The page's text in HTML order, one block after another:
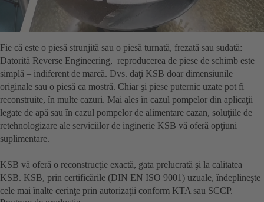
Fie că este o piesă strunjită sau o piesă turnată, frezată sau sudată:
Datorită Reverse Engineering, reproducerea de piese de schimb este
simplă – indiferent de marcă. Dvs. daţi KSB doar dimensiunile
originale sau o piesă ca mostră. Chiar şi piese puternic uzate pot fi
reconstruite, în multe cazuri. Mai ales în cazul pompelor din aplicaţii
legate de apă sau în cazul pompelor de alimentare cazan, soluţiile de
retehnologizare ale serviciilor de inginerie KSB vă oferă opţiuni
suplimentare.
KSB vă oferă o reconstrucţie exactă, gata prelucrată şi la calitatea
KSB. KSB, prin certificările (DIN EN ISO 9001) uzuale, îndeplineşte
cele mai înalte cerinţe prin autorizaţii conform KTA sau SCCP.